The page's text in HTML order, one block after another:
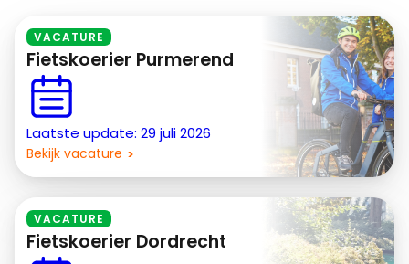
VACATURE
Fietskoerier Purmerend
Laatste update: 29 juli 2026
Bekijk vacature
VACATURE
Fietskoerier Dordrecht